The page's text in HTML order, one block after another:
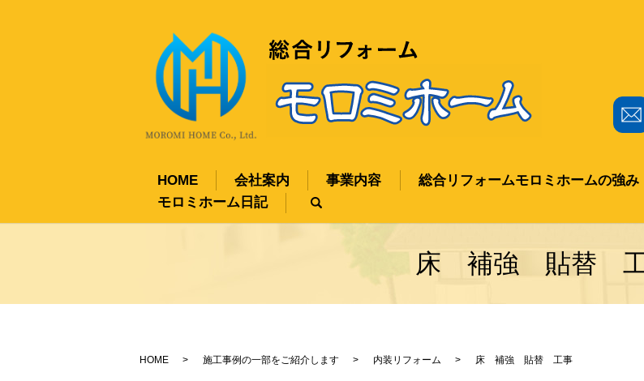
HOME 会社案内 事業内容 総合リフォームモロミホームの強み
モロミホーム日記
床 補強 貼替
HOME 施工事例の一部をご紹介します 内装リフォーム 床 補強 貼替 工事